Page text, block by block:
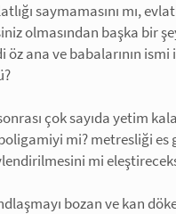
saymamasını mı,
olmasından başka bir
öz ana ve babalarının ismi
çok sayıda yetim
mi? metresliği es
mi
bozan ve kan